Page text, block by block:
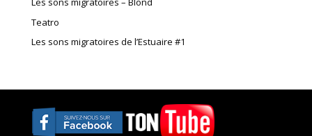
Teatro
Les sons migratoires de l’Estuaire #1